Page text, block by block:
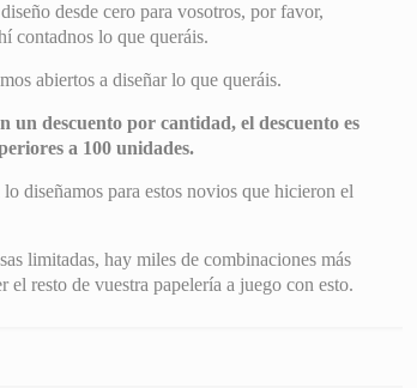
desde cero para vosotros, por favor,
contadnos lo que queráis.
abiertos a diseñar lo que queráis.
un descuento por cantidad, el descuento es
a 100 unidades.
diseñamos para estos novios que hicieron el
limitadas, hay miles de combinaciones más
el resto de vuestra papelería a juego con esto.